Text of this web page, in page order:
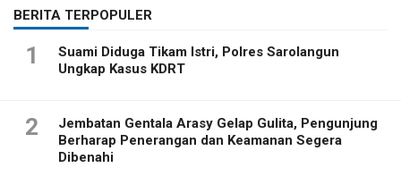
BERITA TERPOPULER
1
Suami Diduga Tikam Istri, Polres Sarolangun
Ungkap Kasus KDRT
2
Jembatan Gentala Arasy Gelap Gulita, Pengunjung
Berharap Penerangan dan Keamanan Segera
Dibenahi